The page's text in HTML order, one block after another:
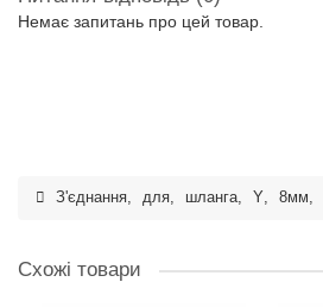
Немає запитань про цей товар.
З'єднання, для, шланга, Y, 8мм,
Схожі товари